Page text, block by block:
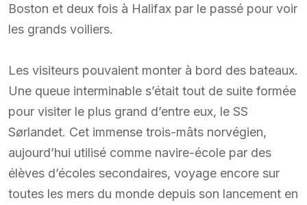
Boston et deux fois à Halifax par le passé pour voir
les grands voiliers.
Les visiteurs pouvaient monter à bord des bateaux.
Une queue interminable s’était tout de suite formée
pour visiter le plus grand d’entre eux, le SS
Sørlandet. Cet immense trois-mâts norvégien,
aujourd’hui utilisé comme navire-école par des
élèves d’écoles secondaires, voyage encore sur
toutes les mers du monde depuis son lancement en